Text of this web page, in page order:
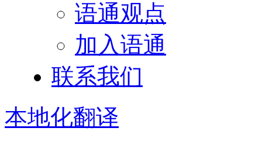
语通观点
加入语通
联系我们
本地化翻译